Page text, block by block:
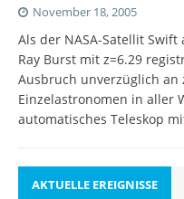
November 18, 2005
Als der NASA-Satellit
Ray Burst mit z=6.29
Ausbruch unverzüglich
Einzelastronomen in aller
automatisches Teleskop
AKTUELLE EREIGNISSE